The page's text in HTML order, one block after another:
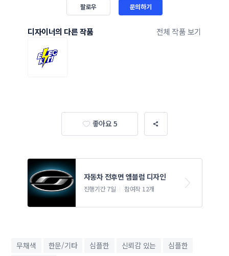
팔로우 문의하기
디자이너의 다른 작품 전체 작품 보기
좋아요 5
자동차 전후면 엠블럼 디자인
진행기간 7일 참여작 12개
무채색 한문/기타 심플한 신뢰감 있는
심플한